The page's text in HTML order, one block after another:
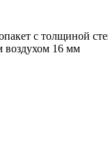
с толщиной
воздухом 16 мм